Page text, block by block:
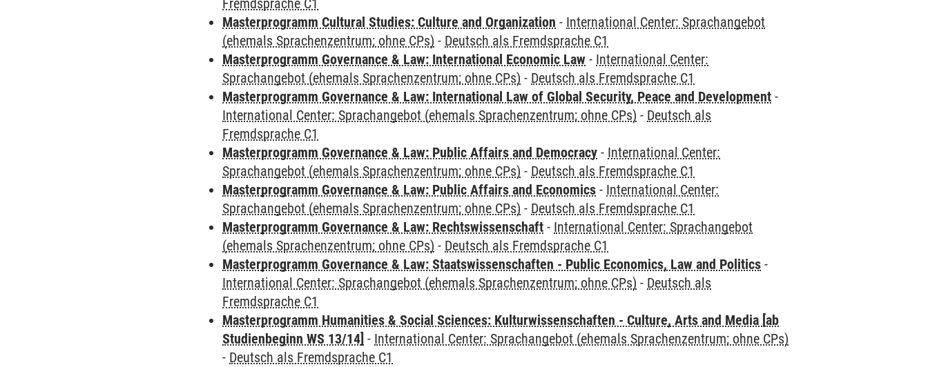
Fremdsprache C1
Masterprogramm Cultural Studies: Culture and Organization - International Center: Sprachangebot
(ehemals Sprachenzentrum; ohne CPs) - Deutsch als Fremdsprache C1
Masterprogramm Governance & Law: International Economic Law - International Center:
Sprachangebot (ehemals Sprachenzentrum; ohne CPs) - Deutsch als Fremdsprache C1
Masterprogramm Governance & Law: International Law of Global Security, Peace and Development -
International Center: Sprachangebot (ehemals Sprachenzentrum; ohne CPs) - Deutsch als
Fremdsprache C1
Masterprogramm Governance & Law: Public Affairs and Democracy - International Center:
Sprachangebot (ehemals Sprachenzentrum; ohne CPs) - Deutsch als Fremdsprache C1
Masterprogramm Governance & Law: Public Affairs and Economics - International Center:
Sprachangebot (ehemals Sprachenzentrum; ohne CPs) - Deutsch als Fremdsprache C1
Masterprogramm Governance & Law: Rechtswissenschaft - International Center: Sprachangebot
(ehemals Sprachenzentrum; ohne CPs) - Deutsch als Fremdsprache C1
Masterprogramm Governance & Law: Staatswissenschaften - Public Economics, Law and Politics -
International Center: Sprachangebot (ehemals Sprachenzentrum; ohne CPs) - Deutsch als
Fremdsprache C1
Masterprogramm Humanities & Social Sciences: Kulturwissenschaften - Culture, Arts and Media [ab
Studienbeginn WS 13/14] - International Center: Sprachangebot (ehemals Sprachenzentrum; ohne CPs)
- Deutsch als Fremdsprache C1